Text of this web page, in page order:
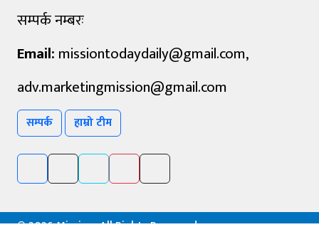
सम्पर्क नम्बरः
Email: missiontodaydaily@gmail.com,
adv.marketingmission@gmail.com
सम्पर्क हाम्रो टीम